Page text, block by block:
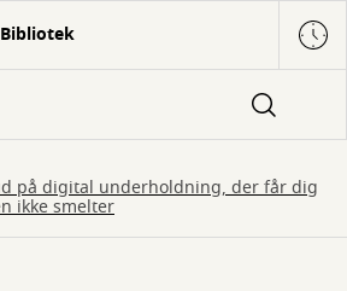
på digital underholdning, der får dig
ikke smelter